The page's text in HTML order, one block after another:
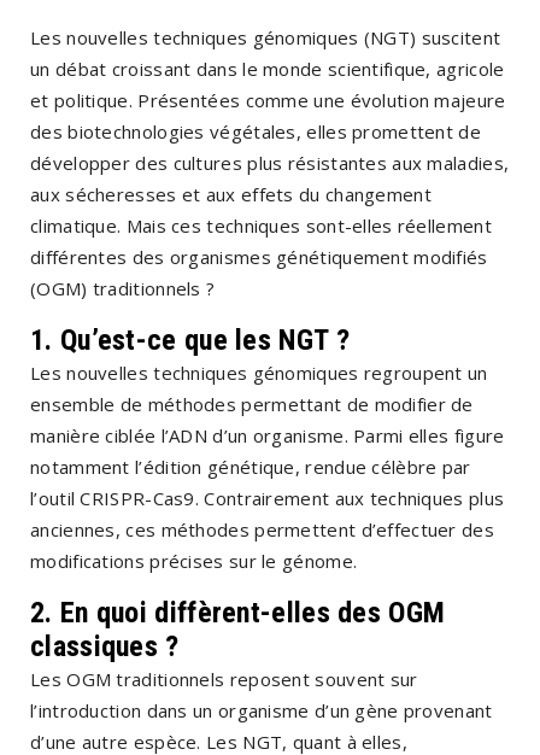
Les nouvelles techniques génomiques (NGT) suscitent
un débat croissant dans le monde scientifique, agricole
et politique. Présentées comme une évolution majeure
des biotechnologies végétales, elles promettent de
développer des cultures plus résistantes aux maladies,
aux sécheresses et aux effets du changement
climatique. Mais ces techniques sont-elles réellement
différentes des organismes génétiquement modifiés
(OGM) traditionnels ?
1. Qu’est-ce que les NGT ?
Les nouvelles techniques génomiques regroupent un
ensemble de méthodes permettant de modifier de
manière ciblée l’ADN d’un organisme. Parmi elles figure
notamment l’édition génétique, rendue célèbre par
l’outil CRISPR-Cas9. Contrairement aux techniques plus
anciennes, ces méthodes permettent d’effectuer des
modifications précises sur le génome.
2. En quoi diffèrent-elles des OGM
classiques ?
Les OGM traditionnels reposent souvent sur
l’introduction dans un organisme d’un gène provenant
d’une autre espèce. Les NGT, quant à elles,